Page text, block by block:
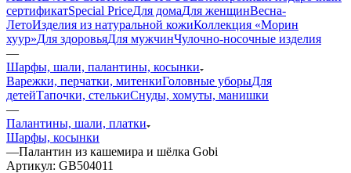
сертификатSpecial PriceДля домаДля женщинВесна-
ЛетоИзделия из натуральной кожиКоллекция «Морин
хуур»Для здоровьяДля мужчинЧулочно-носочные изделия
—
Шарфы, шали, палантины, косынки
Варежки, перчатки, митенкиГоловные уборыДля
детейТапочки, стелькиСнуды, хомуты, манишки
—
Палантины, шали, платки
Шарфы, косынки
—Палантин из кашемира и шёлка Gobi
Артикул: GB504011